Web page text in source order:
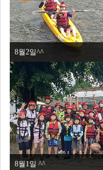
8월2일^^
8월1일 ^^